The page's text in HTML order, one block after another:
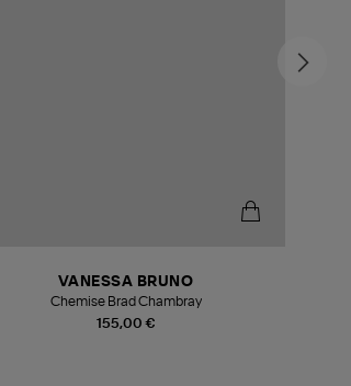
155,00 €
VANESSA BRUNO
Chemise Brad Chambray